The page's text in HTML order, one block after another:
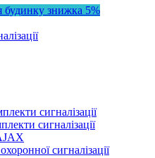
будинку знижка 5%
сигналізації
сигналізації
сигналізації